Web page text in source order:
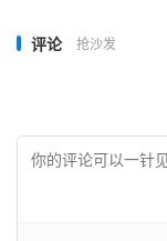
评论 抢沙发